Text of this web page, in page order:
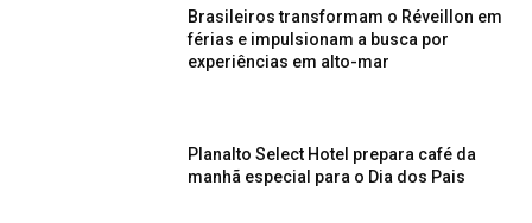
Brasileiros transformam o Réveillon em
férias e impulsionam a busca por
experiências em alto-mar
Planalto Select Hotel prepara café da
manhã especial para o Dia dos Pais